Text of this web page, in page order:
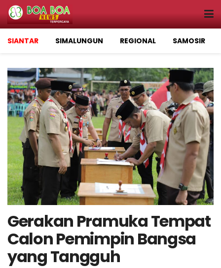
SIANTAR SIMALUNGUN REGIONAL SAMOSIR
Gerakan Pramuka Tempat
Calon Pemimpin Bangsa
yang Tangguh